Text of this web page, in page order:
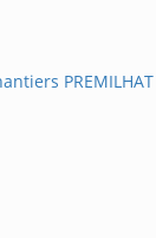
PREMILHAT